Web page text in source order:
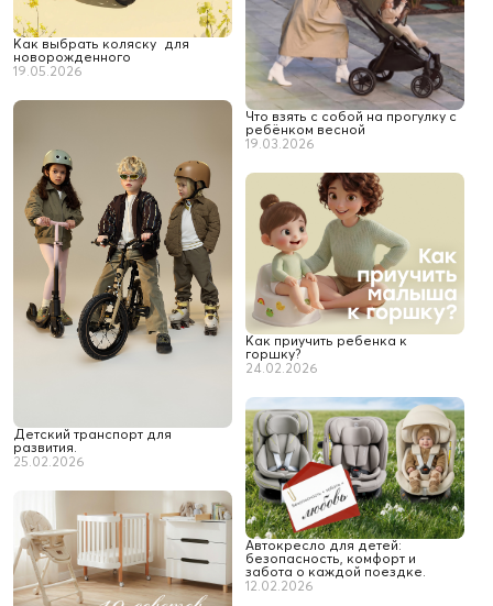
Как выбрать коляску для
новорожденного
19.05.2026
Что взять с собой на прогулку с
ребёнком весной
19.03.2026
Детский транспорт для
развития.
25.02.2026
Как приучить ребенка к
горшку?
24.02.2026
Автокресло для детей:
безопасность, комфорт и
забота о каждой поездке.
12.02.2026